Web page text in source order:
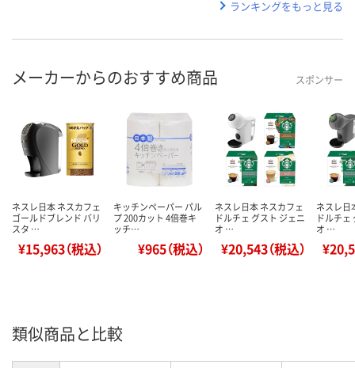
ランキングをもっと見る
メーカーからのおすすめ商品 スポンサー
ネスレ日本 ネスカフェ
ゴールドブレンド バリ
スタ …
¥15,963（税込）
キッチンペーパー パル
プ 200カット 4倍巻キ
ッチ…
¥965（税込）
ネスレ日本 ネスカフェ
ドルチェ グスト ジェニ
オ …
¥20,543（税込）
ネスレ日
ドルチェ
オ …
類似商品と比較